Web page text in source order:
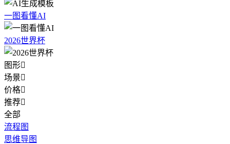
一图看懂AI
2026世界杯
图形
场景
价格
推荐
全部
流程图
思维导图